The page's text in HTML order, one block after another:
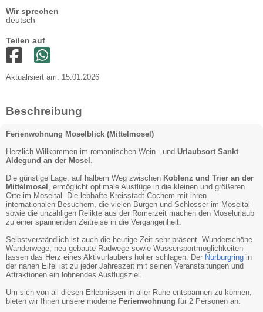
Wir sprechen
deutsch
Teilen auf
Aktualisiert am: 15.01.2026
Beschreibung
Ferienwohnung Moselblick (Mittelmosel)
Herzlich Willkommen im romantischen Wein - und Urlaubsort Sankt
Aldegund an der Mosel .
Die günstige Lage, auf halbem Weg zwischen Koblenz und Trier an der
Mittelmosel , ermöglicht optimale Ausflüge in die kleinen und größeren
Orte im Moseltal. Die lebhafte Kreisstadt Cochem mit ihren
internationalen Besuchern, die vielen Burgen und Schlösser im Moseltal
sowie die unzähligen Relikte aus der Römerzeit machen den Moselurlaub
zu einer spannenden Zeitreise in die Vergangenheit.
Selbstverständlich ist auch die heutige Zeit sehr präsent. Wunderschöne
Wanderwege, neu gebaute Radwege sowie Wassersportmöglichkeiten
lassen das Herz eines Aktivurlaubers höher schlagen. Der Nürburgring in
der nahen Eifel ist zu jeder Jahreszeit mit seinen Veranstaltungen und
Attraktionen ein lohnendes Ausflugsziel.
Um sich von all diesen Erlebnissen in aller Ruhe entspannen zu können,
bieten wir Ihnen unsere moderne Ferienwohnung für 2 Personen an.